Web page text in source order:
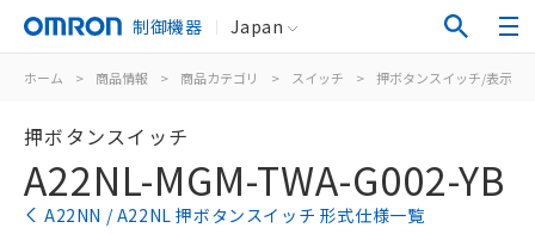
制御機器 Japan
ホーム > 商品情報 > 商品カテゴリ > スイッチ > 押ボタンスイッチ/表示灯
押ボタンスイッチ
A22NL-MGM-TWA-G002-YB
A22NN / A22NL 押ボタンスイッチ 形式仕様一覧